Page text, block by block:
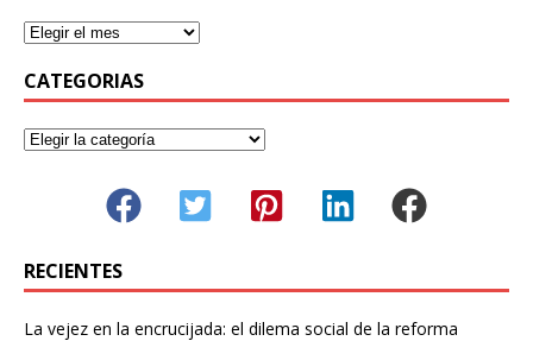
CATEGORIAS
RECIENTES
La vejez en la encrucijada: el dilema social de la reforma